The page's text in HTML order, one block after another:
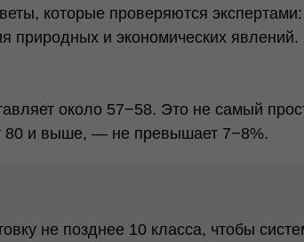
которые проверяются
природных и экономических
около 57−58. Это не самый
80 и выше, — не превышает 7−8%.
не позднее 10 класса, чтобы